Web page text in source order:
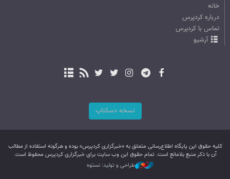
خانه
درباره کردپرس
تماس با کردپرس
آرشیو
نسخه دسکتاپ
کليه حقوق اين پایگاه اطلاع‌رسانی متعلق به «خبرگزاری کردپرس» بوده و هرگونه استفاده از مطالب
آن با ذکر منبع بلامانع است. تمام حقوق این وب سایت برای خبرگزاری کردپرس محفوظ است.
طراحی و تولید: نستوه